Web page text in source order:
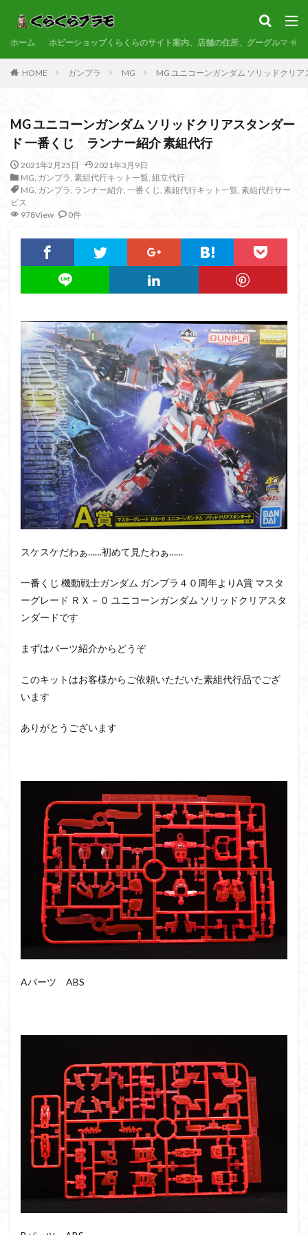
ホーム ホビーショップくらくらのサイト案内、店舗の住所、グーグルマップ
HOME ガンプラ MG MG ユニコーンガンダム ソリッドクリ
MG ユニコーンガンダム ソリッドクリアスタンダー
ド 一番くじ ランナー紹介 素組代行
2021年2月25日
2021年3月9日
MG, ガンプラ, 素組代行キット一覧, 組立代行
MG, ガンプラ, ランナー紹介, 一番くじ, 素組代行キット一覧, 素組代行サー
ビス
978View
0件
スケスケだわぁ……初めて見たわぁ……
一番くじ 機動戦士ガンダム ガンプラ４０周年よりA賞 マスタ
ーグレード ＲＸ－０ ユニコーンガンダム ソリッドクリアスタ
ンダードです
まずはパーツ紹介からどうぞ
このキットはお客様からご依頼いただいた素組代行品でござ
います
ありがとうございます
Aパーツ ABS
素組代行
カテゴリー
30MF 30MM 30MP 30MS
86
ACVI
Amplified Amplified IMGN
BB戦士
CS EG
EXスタンダード
FA:G
Fate
Figure-rise Standard
HG
HGCE HGUC
Imaginary Skeleton
SD
SDCS SDEX SDW
SDWヒーローズ
SDガンダム
SDクロスシルエット
SDワールドヒーローズ
SEED
SEEDFREEDOM
show up
Supreme
ULTIMAGEAR
ULTRAMAN SUIT
Urdr-Hunt wave
YOASOBI
くらくらの挑戦状2021
くらくらコンペ
くらくらプラモアイギス
くらくらプラモコンペ
くらくら・オブザデッドコンペ
くらくら・オブザデッドプラモコンペ
くらくら創彩少女庭園コンペ
アイドルマスターシャイニーカラーズ
アギト
アスカ
アリスギア・アイギス
アリス・ギア・アイギス
アーマードコア
アーマード・コア
ウルトラマン
ウルトラマンZ
エンドオブヒーローズ
エヴァ
エヴァンゲリオン
オリジン
ガオガイガー
クウガ
ククルスドアン
クロスシルエット
グッドスマイルカンパニー
グランゾート
ゲッター
ゲッターアーク
ゲート処理
ゲート処理追加
コトブキヤ
コピック塗装
コラボ
コードビースト
ゴジラ ゴーダンナー
サムネ
サムライトルーパー
サンプル
ザク陣営
シタデル
シタデルカラー
シャニマス
スパロボＯＧ
スミ入れ
スーパーロボット大戦
ゼノギアス
ゾンビノイド
ダイスdeシタデル
ダメージ表現
チトセリウム
ティタノマキア
ディアゴスティーニ
デジモン
ドラゴンボール
ドラゴンボールZ
ナイチンゲール
ナデシコ
ハイパークロームAg
バトローグ
バンダイ
パトレイバー
パーツ紹介
ビルドメタバース
ファフナー
フィギュア